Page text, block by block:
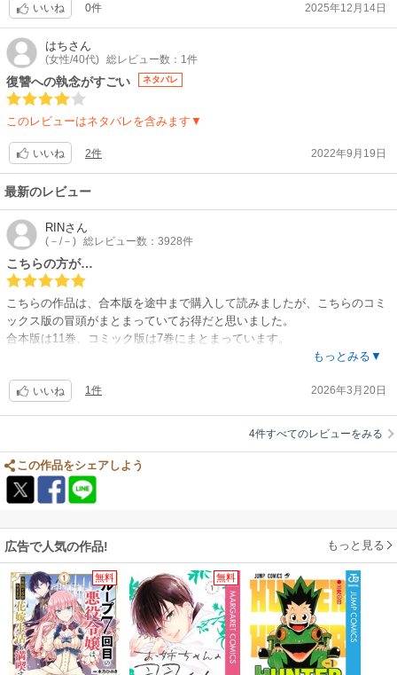
いいね 0件 2025年12月14日
はちさん
(女性/40代) 総レビュー数：1件
復讐への執念がすごい ネタバレ
このレビューはネタバレを含みます▼
いいね 2件 2022年9月19日
最新のレビュー
RINさん
(－/－) 総レビュー数：3928件
こちらの方が…
こちらの作品は、合本版を途中まで購入して読みましたが、こちらのコミ
ックス版の冒頭がまとまっていてお得だと思いました。
合本版は11巻、コミック版は7巻にまとまっています。
もっとみる▼
いいね 1件 2026年3月20日
4件すべてのレビューをみる
この作品をシェアしよう
広告で人気の作品! もっと見る
無料 無料